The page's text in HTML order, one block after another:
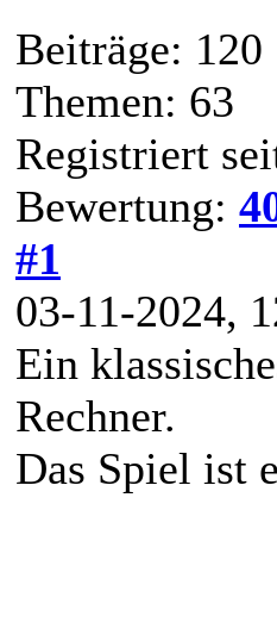
Beiträge: 120
Themen: 63
Registriert
Bewertung:
#1
03-11-2024,
Ein
Rechner.
Das Spiel ist